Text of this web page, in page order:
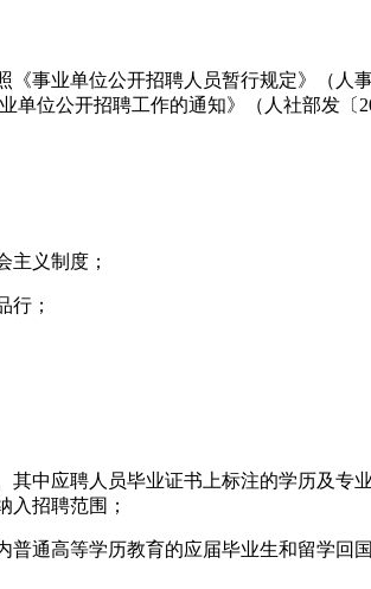
事业单位公开招聘人员暂行规定》（人
位公开招聘工作的通知》（人社部发
主义制度；
行；
其中应聘人员毕业证书上标注的学历及
入招聘范围；
普通高等学历教育的应届毕业生和留学回